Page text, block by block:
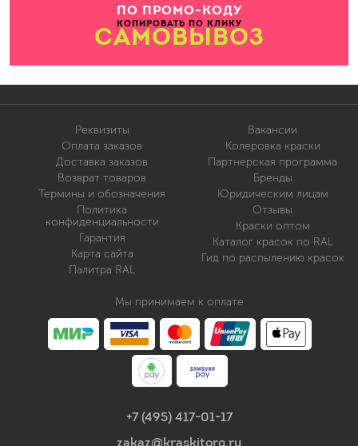
ПО ПРОМО-КОДУ
КОПИРОВАТЬ ПО КЛИКУ
САМОВЫВОЗ
Реквизиты
Оплата заказов
Доставка заказов
Возврат товаров
Термины и обозначения
Политика
конфиденциальности
Гарантия
Карта сайта
Палитра RAL
Вакансии
Колеровка краски
Партнерская программа
Бренды
Юридическим лицам
Отзывы
Краски оптом
Каталог красок по RAL
Гид по распылению красок
Мы принимаем к оплате
+7 (495) 417-01-17
zakaz@kraskitorg.ru